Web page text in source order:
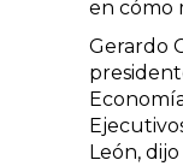
en cómo
Gerardo
León,